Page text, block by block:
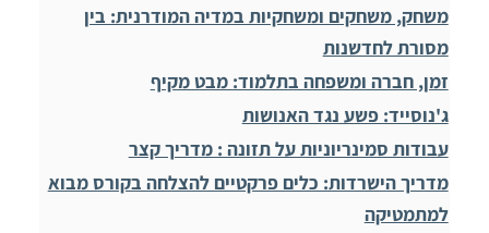
משחק, משחקים ומשחקיות במדיה המודרנית: בין
מסורת לחדשנות
זמן, חברה ומשפחה בתלמוד: מבט מקיף
ג'נוסייד: פשע נגד האנושות
עבודות סמינריוניות על תזונה : מדריך קצר
מדריך הישרדות: כלים פרקטיים להצלחה בקורס מבוא
למתמטיקה